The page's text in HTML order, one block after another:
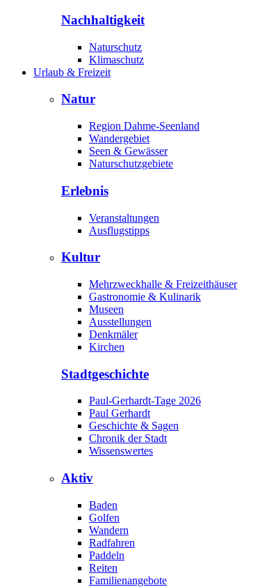
Nachhaltigkeit
Naturschutz
Klimaschutz
Urlaub & Freizeit
Natur
Region Dahme-Seenland
Wandergebiet
Seen & Gewässer
Naturschutzgebiete
Erlebnis
Veranstaltungen
Ausflugstipps
Kultur
Mehrzweckhalle & Freizeithäuser
Gastronomie & Kulinarik
Museen
Ausstellungen
Denkmäler
Kirchen
Stadtgeschichte
Paul-Gerhardt-Tage 2026
Paul Gerhardt
Geschichte & Sagen
Chronik der Stadt
Wissenswertes
Aktiv
Baden
Golfen
Wandern
Radfahren
Paddeln
Reiten
Familienangebote